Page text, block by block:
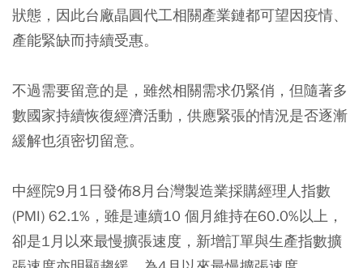
狀態，因此台廠晶圓代工相關產業鏈都可望因疫情、
產能緊缺而持續受惠。
不過需要留意的是，雖然相關需求仍緊俏，但隨著多
數國家持續恢復經濟活動，供應緊張的情況是否逐漸
緩解也須密切留意。
中經院9月1日發佈8月台灣製造業採購經理人指數
(PMI) 62.1%，雖是連續10 個月維持在60.0%以上，
卻是1月以來最慢擴張速度，新增訂單與生產指數擴